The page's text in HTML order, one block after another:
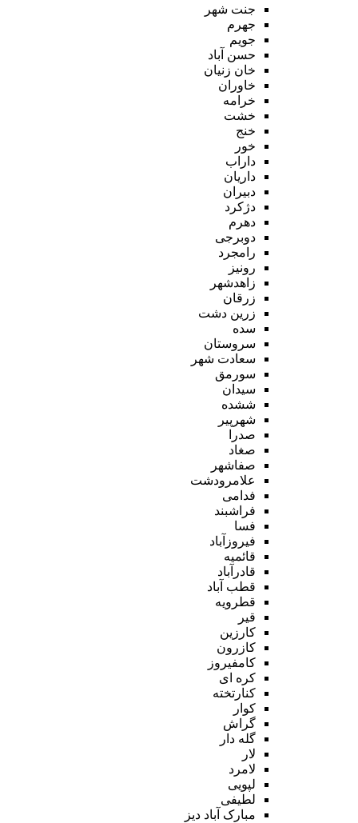
جنت شهر
جهرم
جویم
حسن آباد
خان زنیان
خاوران
خرامه
خشت
خنج
خور
داراب
داریان
دبیران
دژکرد
دهرم
دوبرجی
رامجرد
رونیز
زاهدشهر
زرقان
زرین دشت
سده
سروستان
سعادت شهر
سورمق
سیدان
ششده
شهرپیر
صدرا
صغاد
صفاشهر
علامرودشت
فدامی
فراشبند
فسا
فیروزآباد
قائمیه
قادرآباد
قطب آباد
قطرویه
قیر
کارزین
کازرون
کامفیروز
کره ای
کنارتخته
کوار
گراش
گله دار
لار
لامرد
لپویی
لطیفی
مبارک آباد دیز